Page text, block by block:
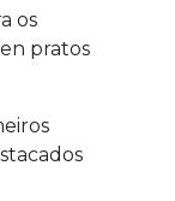
os
pratos